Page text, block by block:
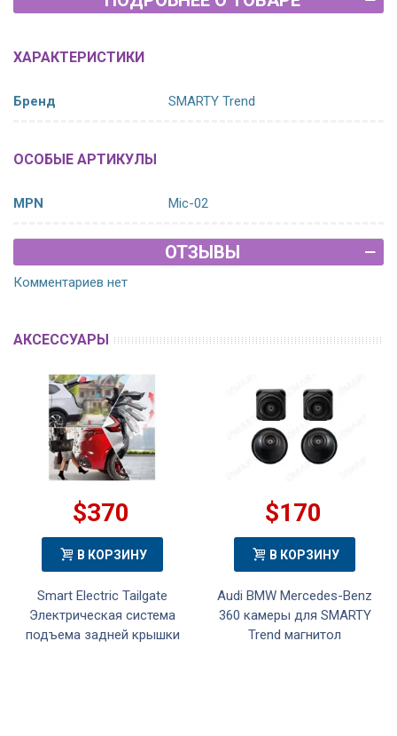
ХАРАКТЕРИСТИКИ
Бренд SMARTY Trend
ОСОБЫЕ АРТИКУЛЫ
MPN Mic-02
ОТЗЫВЫ
Комментариев нет
АКСЕССУАРЫ
$370
В КОРЗИНУ
Smart Electric Tailgate
Электрическая система
подъема задней крышки
$170
В КОРЗИНУ
Audi BMW Mercedes-Benz
360 камеры для SMARTY
Trend магнитол